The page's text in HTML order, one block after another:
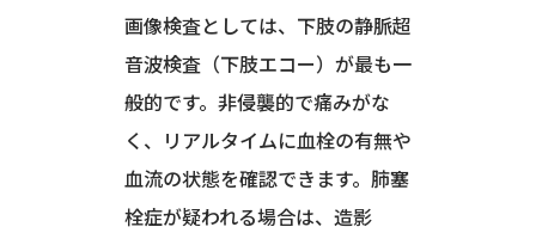
画像検査としては、下肢の静脈超
音波検査（下肢エコー）が最も一
般的です。非侵襲的で痛みがな
く、リアルタイムに血栓の有無や
血流の状態を確認できます。肺塞
栓症が疑われる場合は、造影